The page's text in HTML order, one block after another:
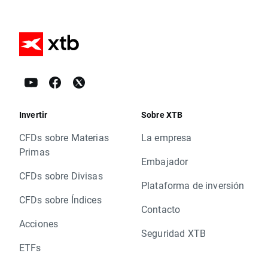
Invertir
CFDs sobre Materias
Primas
CFDs sobre Divisas
CFDs sobre Índices
Acciones
ETFs
Sobre XTB
La empresa
Embajador
Plataforma de inversión
Contacto
Seguridad XTB